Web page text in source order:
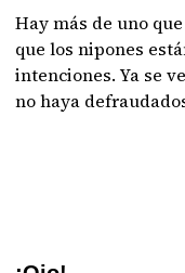
Hay más de uno
que los nipones
intenciones. Ya se
no haya